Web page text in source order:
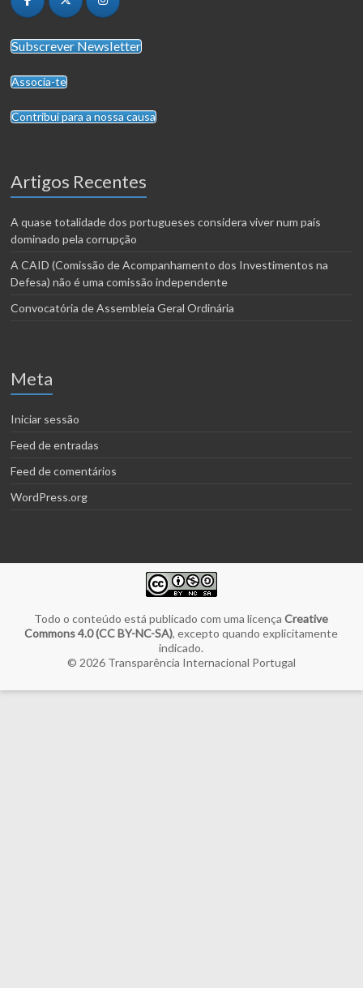
Subscrever Newsletter
Associa-te
Contribui para a nossa causa
Artigos Recentes
A quase totalidade dos portugueses considera viver num país
dominado pela corrupção
A CAID (Comissão de Acompanhamento dos Investimentos na
Defesa) não é uma comissão independente
Convocatória de Assembleia Geral Ordinária
Meta
Iniciar sessão
Feed de entradas
Feed de comentários
WordPress.org
Todo o conteúdo está publicado com uma licençaCreative
Commons 4.0 (CC BY-NC-SA), excepto quando explicitamente
indicado.
© 2026 Transparência Internacional Portugal